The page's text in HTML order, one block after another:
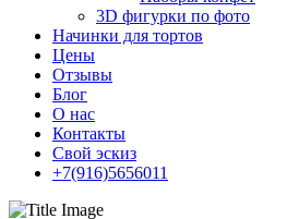
3D фигурки по фото
Начинки для тортов
Цены
Отзывы
Блог
О нас
Контакты
Свой эскиз
+7(916)5656011